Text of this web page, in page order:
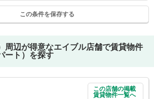
この条件を保存する
周辺が得意なエイブル店舗で賃貸物件
ート）を探す
この店舗の掲載
賃貸物件一覧へ